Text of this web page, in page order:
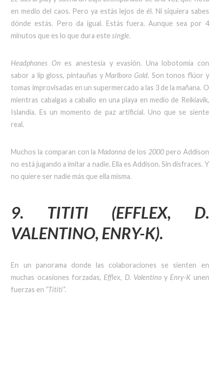
en medio del caos. Pero ya estás lejos de él. Ni siquiera sabes
dónde estás. Pero da igual. Estás fuera. Aunque sea por 4
minutos que es lo que dura estesingle.
Headphones On es anestesia y evasión. Una lobotomía con
sabor a lip gloss, pintauñas y Marlboro Gold. Son tonos flúor y
tomas improvisadas en un supermercado a las 3 de la mañana. O
mientras cabalgas a caballo en una playa en medio de Reikiavik,
Islandia. Es un momento de paz artificial. Uno que se siente
real.
Muchos la comparan con la Madonna de los 2000 pero Addison
no está jugando a imitar a nadie. Ella es Addison. Sin disfraces. Y
no quiere ser nadie más que ella misma.
9. TITITI (EFFLEX, D.
VALENTINO, ENRY-K).
En un panorama donde las colaboraciones se sienten en
muchas ocasiones forzadas, Efflex, D. Valentinoy Enry-K unen
fuerzas en “Tititi”.